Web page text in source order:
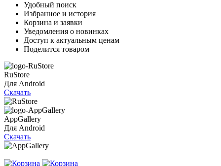
Удобный поиск
Избранное и история
Корзина и заявки
Уведомления о новинках
Доступ к актуальным ценам
Поделится товаром
RuStore
Для Android
Скачать
AppGallery
Для Android
Скачать